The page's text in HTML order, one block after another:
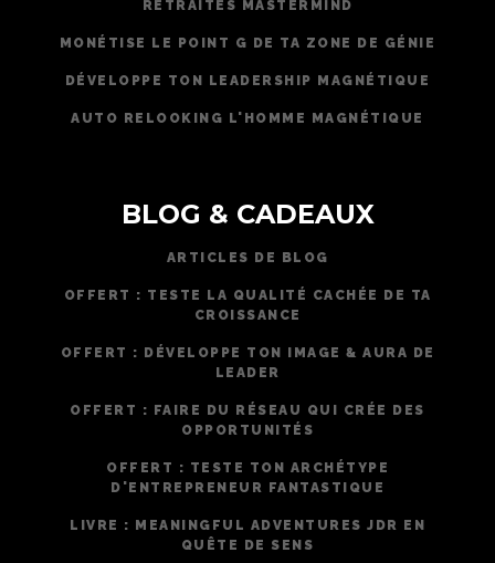
RETRAITES MASTERMIND
MONÉTISE LE POINT G DE TA ZONE DE GÉNIE
DÉVELOPPE TON LEADERSHIP MAGNÉTIQUE
AUTO RELOOKING L'HOMME MAGNÉTIQUE
BLOG & CADEAUX
ARTICLES DE BLOG
OFFERT : TESTE LA QUALITÉ CACHÉE DE TA
CROISSANCE
OFFERT : DÉVELOPPE TON IMAGE & AURA DE
LEADER
OFFERT : FAIRE DU RÉSEAU QUI CRÉE DES
OPPORTUNITÉS
OFFERT : TESTE TON ARCHÉTYPE
D'ENTREPRENEUR FANTASTIQUE
LIVRE : MEANINGFUL ADVENTURES JDR EN
QUÊTE DE SENS